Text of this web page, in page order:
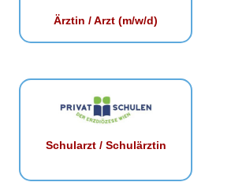
Ärztin / Arzt (m/w/d)
Schularzt / Schulärztin